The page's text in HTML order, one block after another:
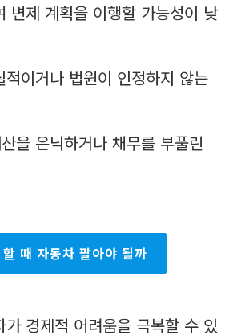
변제 계획을 이행할 가능성이 낮
적이거나 법원이 인정하지 않는
을 은닉하거나 채무를 부풀린
때 자동차 팔아야 될까
가 경제적 어려움을 극복할 수 있